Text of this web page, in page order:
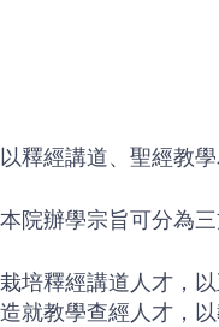
以釋經講道、聖經教
本院辦學宗旨可分為三
栽培釋經講道人才，
造就教學查經人才，